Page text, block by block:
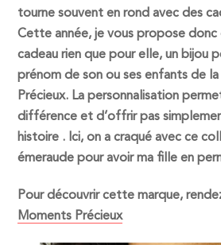
tourne souvent en rond avec des
Cette année, je vous propose donc
cadeau rien que pour elle, un bijou
prénom de son ou ses enfants de
Précieux. La personnalisation
différence et d’offrir pas
histoire . Ici, on a craqué avec ce
émeraude pour avoir ma fille en
Pour découvrir cette marque,
Moments Précieux